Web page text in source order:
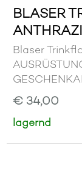
BLASER
Blaser
€ 34,00
lagernd